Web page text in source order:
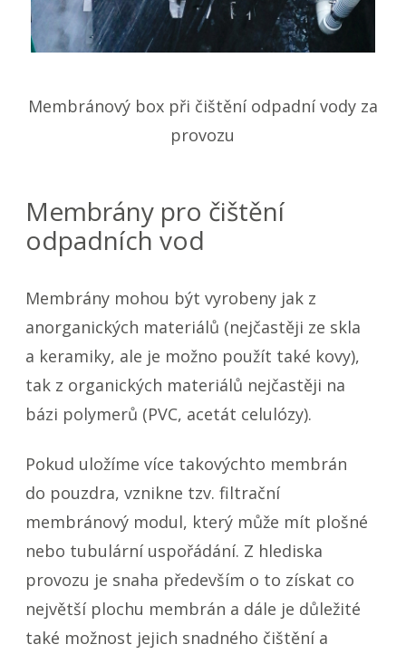
Membránový box při čištění odpadní vody za
provozu
Membrány pro čištění
odpadních vod
Membrány mohou být vyrobeny jak z
anorganických materiálů (nejčastěji ze skla
a keramiky, ale je možno použít také kovy),
tak z organických materiálů nejčastěji na
bázi polymerů (PVC, acetát celulózy).
Pokud uložíme více takovýchto membrán
do pouzdra, vznikne tzv. filtrační
membránový modul, který může mít plošné
nebo tubulární uspořádání. Z hlediska
provozu je snaha především o to získat co
největší plochu membrán a dále je důležité
také možnost jejich snadného čištění a